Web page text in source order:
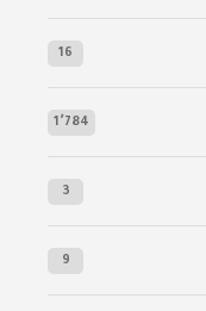
16
1٬784
3
9